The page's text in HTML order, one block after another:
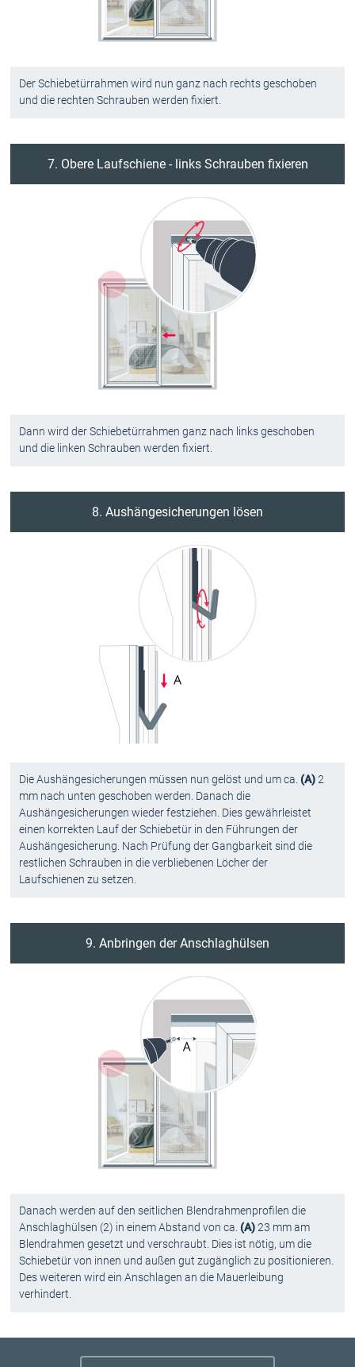
Der Schiebetürrahmen wird nun ganz nach rechts geschoben
und die rechten Schrauben werden fixiert.
7. Obere Laufschiene - links Schrauben fixieren
Dann wird der Schiebetürrahmen ganz nach links geschoben
und die linken Schrauben werden fixiert.
8. Aushängesicherungen lösen
Die Aushängesicherungen müssen nun gelöst und um ca. (A)2
mm nach unten geschoben werden. Danach die
Aushängesicherungen wieder festziehen. Dies gewährleistet
einen korrekten Lauf der Schiebetür in den Führungen der
Aushängesicherung. Nach Prüfung der Gangbarkeit sind die
restlichen Schrauben in die verbliebenen Löcher der
Laufschienen zu setzen.
9. Anbringen der Anschlaghülsen
Danach werden auf den seitlichen Blendrahmenprofilen die
Anschlaghülsen (2) in einem Abstand von ca. (A)23 mm am
Blendrahmen gesetzt und verschraubt. Dies ist nötig, um die
Schiebetür von innen und außen gut zugänglich zu positionieren.
Des weiteren wird ein Anschlagen an die Mauerleibung
verhindert.